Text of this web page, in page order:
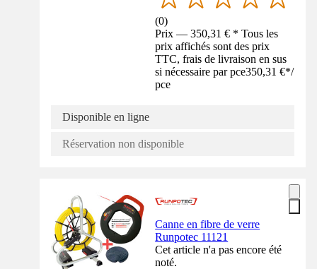
(0)
Prix — 350,31 € * Tous les
prix affichés sont des prix
TTC, frais de livraison en sus
si nécessaire par pce350,31 €*/
pce
Disponible en ligne
Réservation non disponible
Canne en fibre de verre
Runpotec 11121
Cet article n'a pas encore été
noté.